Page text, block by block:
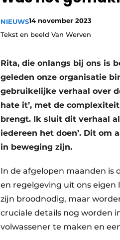
NIEUWS14 november 2023
Tekst en beeld Van Werven
Rita, die onlangs bij ons is
geleden onze organisatie
gebruikelijke verhaal over
hate it’, met de
brengt. Ik sluit dit verhaal
iedereen het doen’. Dit om
in beweging zijn.
In de afgelopen maanden is
en regelgeving uit ons eigen
zijn broodnodig, maar
cruciale details nog worden
volwassener te maken en